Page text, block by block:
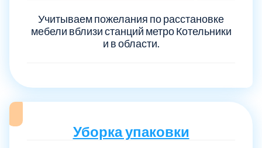
Учитываем пожелания по расстановке
мебели вблизи станций метро Котельники
и в области.
Уборка упаковки